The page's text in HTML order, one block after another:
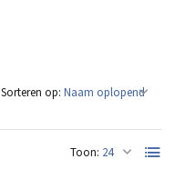
Toon:
Sorteren op: